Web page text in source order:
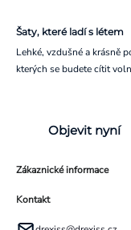
Šaty, které ladí s létem
Lehké, vzdušné a krásně
kterých se budete cítit
Objevit nyní
Zákaznické informace
Kontakt